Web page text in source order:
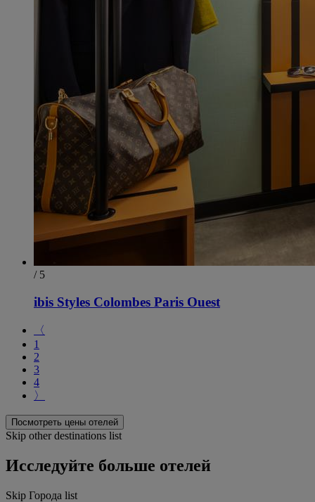
/ 5
ibis Styles Colombes Paris Ouest
〈
1
2
3
4
〉
Посмотреть цены отелей
Skip other destinations list
Исследуйте больше отелей
Skip Города list